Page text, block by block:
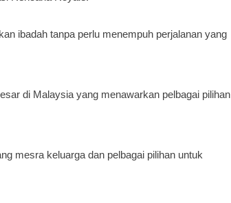
ibadah tanpa perlu menempuh perjalanan yang
di Malaysia yang menawarkan pelbagai pilihan
mesra keluarga dan pelbagai pilihan untuk